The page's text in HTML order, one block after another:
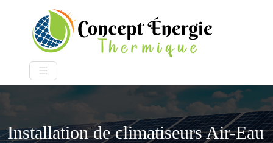
Installation de climatiseurs Air-Eau